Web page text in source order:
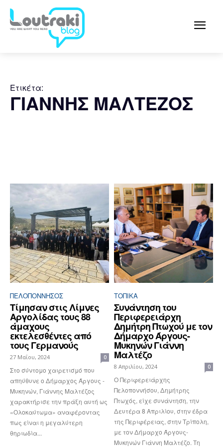
Ετικέτα:
ΓΙΑΝΝΗΣ ΜΑΛΤΕΖΟΣ
ΠΕΛΟΠΌΝΝΗΣΟΣ
Τίμησαν στις Λίμνες
Αργολίδας τους 88
άμαχους
εκτελεσθέντες από
τους Γερμανούς
27 Μαΐου, 2024 0
Στο σύντομο χαιρετισμό που
απηύθυνε ο Δήμαρχος Άργους -
Μυκηνών, Γιάννης Μαλτέζος
χαρακτήρισε την πράξη αυτή ως
«Ολοκαύτωμα» αναφέροντας
πως είναι η μεγαλύτερη
θηριωδία...
ΤΟΠΙΚΑ
Συνάντηση του
Περιφερειάρχη
Δημήτρη Πτωχού με τον
Δήμαρχο Άργους-
Μυκηνών Γιάννη
Μαλτέζο
8 Απριλίου, 2024 0
Ο Περιφερειάρχης
Πελοποννήσου, Δημήτρης
Πτωχός, είχε συνάντηση, την
Δευτέρα 8 Απριλίου, στην έδρα
της Περιφέρειας, στην Τρίπολη,
με τον Δήμαρχο Άργους-
Μυκηνών Γιάννη Μαλτέζο. Τη